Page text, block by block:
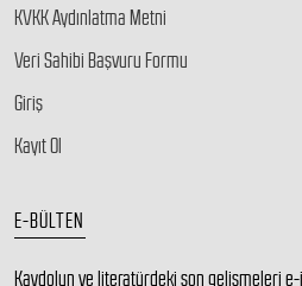
KVKK Aydınlatma Metni
Veri Sahibi Başvuru Formu
Giriş
Kayıt Ol
E-BÜLTEN
Kaydolun ve literatürdeki son gelişmeleri e-